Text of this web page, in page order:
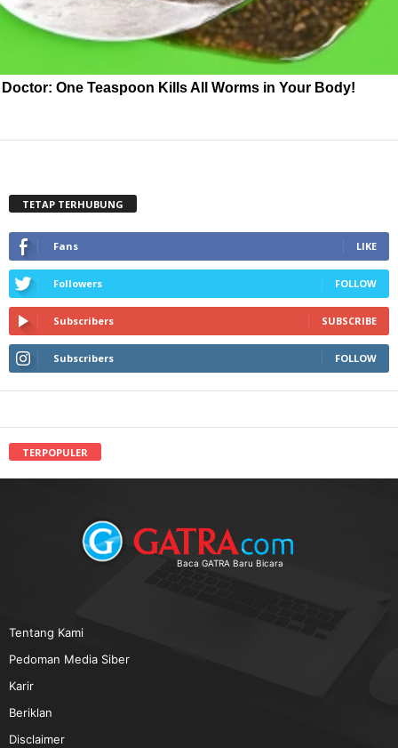
Doctor: One Teaspoon Kills All Worms in Your Body!
TETAP TERHUBUNG
Fans LIKE
Followers FOLLOW
Subscribers SUBSCRIBE
Subscribers FOLLOW